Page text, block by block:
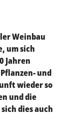
Weinbau
um sich
Jahren
und
wieder so
und die
dies auch